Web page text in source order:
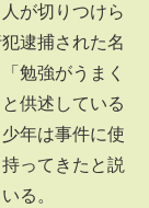
が切りつけら
逮捕された名
勉強がうまく
供述している
年は事件に使
ってきたと説
る。